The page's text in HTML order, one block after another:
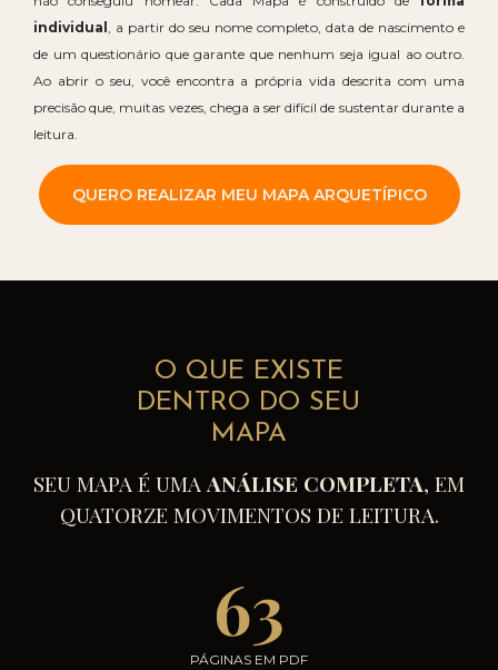
individual , a partir do seu nome completo, data de nascimento e
de um questionário que garante que nenhum seja igual ao outro.
Ao abrir o seu, você encontra a própria vida descrita com uma
precisão que, muitas vezes, chega a ser difícil de sustentar durante a
leitura.
QUERO REALIZAR MEU MAPA ARQUETÍPICO
O QUE EXISTE
DENTRO DO SEU
MAPA
SEU MAPA É UMA ANÁLISE COMPLETA, EM
QUATORZE MOVIMENTOS DE LEITURA.
63
PÁGINAS EM PDF